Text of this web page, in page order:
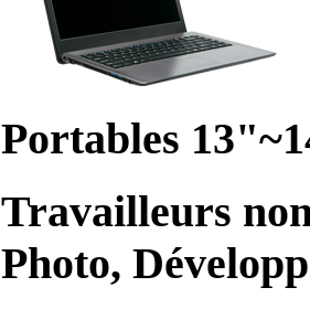
Portables
Travailleurs
Photo,